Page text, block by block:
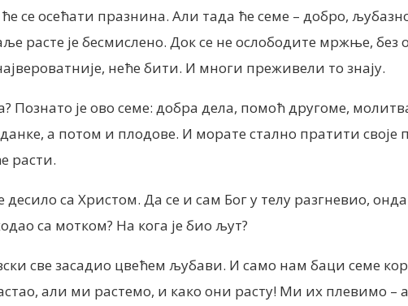
се осећати празнина. Али тада ће семе – добро,
расте је бесмислено. Док се не ослободите мржње,
неће бити. И многи преживели то знају.
Познато је ово семе: добра дела, помоћ другоме,
а потом и плодове. И морате стално пратити
расти.
десило са Христом. Да се ​​и сам Бог у телу разгневио,
са мотком? На кога је био љут?
све засадио цвећем љубави. И само нам баци семе
али ми растемо, и како они расту! Ми их плевимо –